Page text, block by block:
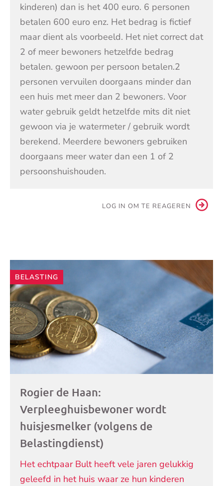
kinderen) dan is het 400 euro. 6 personen
betalen 600 euro enz. Het bedrag is fictief
maar dient als voorbeeld. Het niet correct dat
2 of meer bewoners hetzelfde bedrag
betalen. gewoon per persoon betalen.2
personen vervuilen doorgaans minder dan
een huis met meer dan 2 bewoners. Voor
water gebruik geldt hetzelfde mits dit niet
gewoon via je watermeter / gebruik wordt
berekend. Meerdere bewoners gebruiken
doorgaans meer water dan een 1 of 2
persoonshuishouden.
LOG IN OM TE REAGEREN
Andere
artikelen
BELASTING
Rogier de Haan:
Verpleeghuisbewoner wordt
huisjesmelker (volgens de
Belastingdienst)
Het echtpaar Bult heeft vele jaren gelukkig
geleefd in het huis waar ze hun kinderen